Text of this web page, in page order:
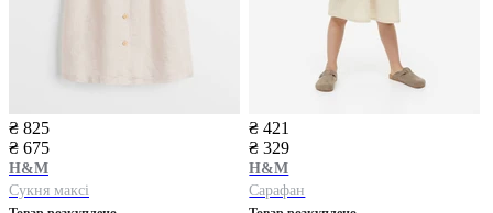
₴ 825
₴ 675
H&M
Сукня максі
₴ 421
₴ 329
H&M
Сарафан